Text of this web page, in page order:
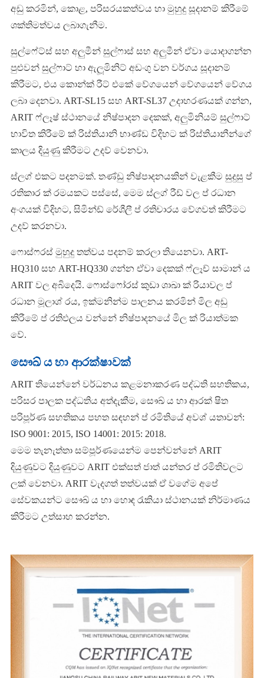
අඩු කරමින්, කොළ, පරිසරයකත්වය හා මුහුදු සූදානම් කිරීමේ
ශක්තිමත්වය ලබාගැනීම.
සුල්ෆේට්ස් සහ අලුමීන් සුල්ෆාස් සහ අලුමීන් ඒවා යොදාගන්න
පුළුවන් සුල්ෆාට් හා ඇලූමිනිට් අඩංගු වන වර්ගය සූදානම්
කිරීමට, එය කොන්ක් රීට් එකේ වේගයෙන් වේගයෙන් වේගය
ලබා දෙනවා. ART-SL15 සහ ART-SL37 උදාහරණයක් ගන්න,
ARIT ෆ්ලෑෂ් ස්ථානයේ නිෂ්පාදන දෙකක්, අලුමිනියම් සුල්ෆාට්
භාවිත කිරීමේ ක් රිස්තියානි භාණ්ඩ විදිහට ක් රිස්තියානීන්ගේ
කාලය දියුණු කිරීමට උදව් වෙනවා.
ස්ලග් එකට පදනමක්. තණ්ඩු නිෂ්පාදනයකින් වැළකීම සුදුසු ප්
රතිකාර ක් රමයකට පස්සේ, මෙම ස්ලග් රීඩ් වල ප් රධාන
අංගයක් විදිහට, සිමින්ඩ් රේශීලී ප් රතිචාරය වේගවත් කිරීමට
උදව් කරනවා.
ෆොස්ෆරස් මුහුදු තත්වය පදනම් කරලා තියෙනවා. ART-
HQ310 සහ ART-HQ330 ගන්න ඒවා දෙකක් ෆ්ලෑච් සාමාන් ය
ARIT වල අබිදෙයි. ෆොස්ෆෝරස් කුඩා ශාඛා ක් රියාවල ප්
රධාන මූලාශ් රය, ඉක්මනින්ම පාලනය කරමින් මිල අඩු
කිරීමේ ප් රතිඵලය වන්නේ නිෂ්පාදනයේ මිල ක් රියාත්මක
වේ.
සෞඛ් ය හා ආරක්ෂාවක්
ARIT තියෙන්නේ වර්ධනය කළමනාකරණ පද්ධති සහතිකය,
පරිසර පාලක පද්ධතිය අත්දැකීම, සෞඛ් ය හා ආරක් ෂිත
පරිපූර්ණ සහතිකය පහත සඳහන් ප් රමිතියේ අවශ් යතාවන්:
ISO 9001: 2015, ISO 14001: 2015: 2018.
මෙම තැනැත්තා සම්පූර්ණයෙන්ම පෙන්වන්නේ ARIT
දියුණුවට දියුණුවට ARIT එක්සත් ජාත් යන්තර ප් රමිතිවලට
ලක් වෙනවා. ARIT වැදගත් තත්වයක් ඒ වගේම අපේ
සේවකයන්ට සෞඛ් ය හා හොඳ රැකියා ස්ථානයක් නිර්මාණය
කිරීමට උත්සාහ කරන්න.